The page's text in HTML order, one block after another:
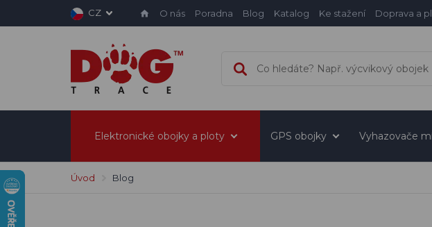
CZ O nás Poradna Blog Katalog Ke stažení Doprava a
Elektronické obojky a ploty GPS obojky Vyhazovače
Úvod Blog